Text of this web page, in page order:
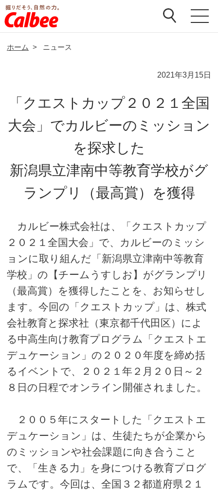
ホーム > ニュース
2021年3月15日
「クエストカップ２０２１全国
大会」でカルビーのミッション
を探求した
新潟県立津南中等教育学校がグ
ランプリ（最高賞）を獲得
カルビー株式会社は、「クエストカップ
２０２１全国大会」で、カルビーのミッシ
ョンに取り組んだ「新潟県立津南中等教育
学校」の【チームうすしお】がグランプリ
（最高賞）を獲得したことを、お知らせし
ます。今回の「クエストカップ」は、株式
会社教育と探求社（東京都千代田区）によ
る中高生向け教育プログラム「クエストエ
デュケーション」の２０２０年度を締め括
るイベントで、２０２１年２月２０日～２
８日の日程でオンライン開催されました。
２００５年にスタートした「クエストエ
デュケーション」は、生徒たちが企業から
のミッションや社会課題に向き合うこと
で、「生きる力」を身につける教育プログ
ラムです。今回は、全国３２都道府県２１